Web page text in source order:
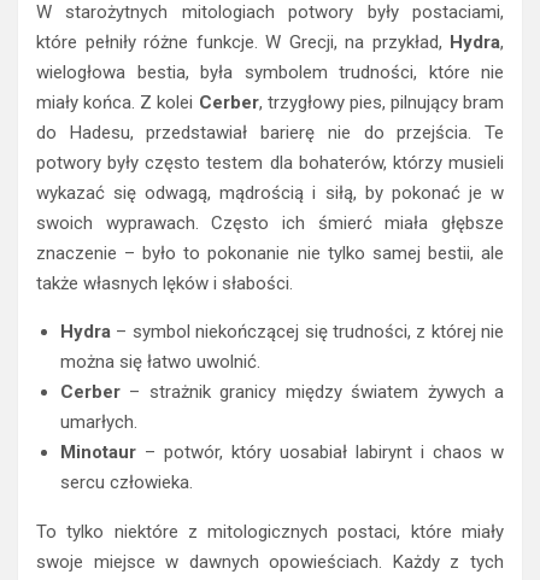
W starożytnych mitologiach potwory były postaciami,
które pełniły różne funkcje. W Grecji, na przykład, Hydra,
wielogłowa bestia, była symbolem trudności, które nie
miały końca. Z kolei Cerber, trzygłowy pies, pilnujący bram
do Hadesu, przedstawiał barierę nie do przejścia. Te
potwory były często testem dla bohaterów, którzy musieli
wykazać się odwagą, mądrością i siłą, by pokonać je w
swoich wyprawach. Często ich śmierć miała głębsze
znaczenie – było to pokonanie nie tylko samej bestii, ale
także własnych lęków i słabości.
Hydra – symbol niekończącej się trudności, z której nie
można się łatwo uwolnić.
Cerber – strażnik granicy między światem żywych a
umarłych.
Minotaur – potwór, który uosabiał labirynt i chaos w
sercu człowieka.
To tylko niektóre z mitologicznych postaci, które miały
swoje miejsce w dawnych opowieściach. Każdy z tych